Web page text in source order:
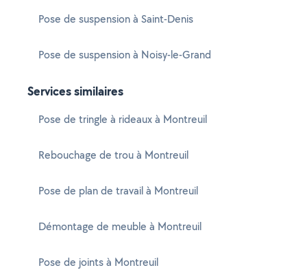
Pose de suspension à Saint-Denis
Pose de suspension à Noisy-le-Grand
Services similaires
Pose de tringle à rideaux à Montreuil
Rebouchage de trou à Montreuil
Pose de plan de travail à Montreuil
Démontage de meuble à Montreuil
Pose de joints à Montreuil